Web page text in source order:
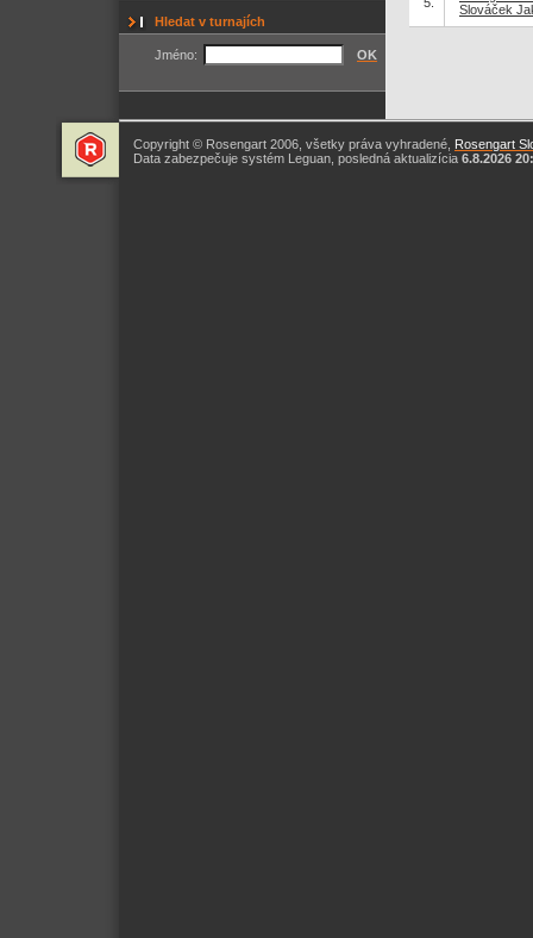
Hledat v turnajích
Jméno: OK
Slováček
Copyright © Rosengart 2006, všetky práva vyhradené, Rosengart
Data zabezpečuje systém Leguan, posledná aktualizícia 6.8.2026